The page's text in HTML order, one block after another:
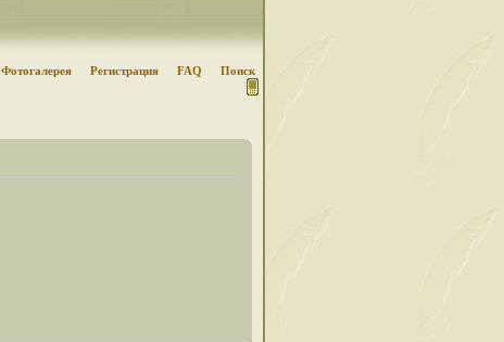
Фотогалерея Регистрация FAQ Поиск